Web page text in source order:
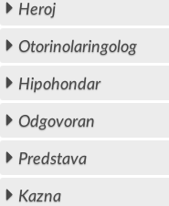
Heroj
Otorinolaringolog
Hipohondar
Odgovoran
Predstava
Kazna